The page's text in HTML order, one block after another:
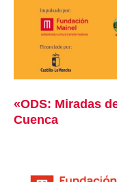
«ODS: Miradas
Cuenca